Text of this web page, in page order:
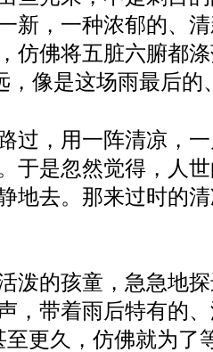
新，一种浓郁的、
仿佛将五脏六腑都
，像是这场雨最后的
过，用一阵清凉，
于是忽然觉得，人
地去。那来过时的
的孩童，急急地探
带着雨后特有的、
更久，仿佛就为了